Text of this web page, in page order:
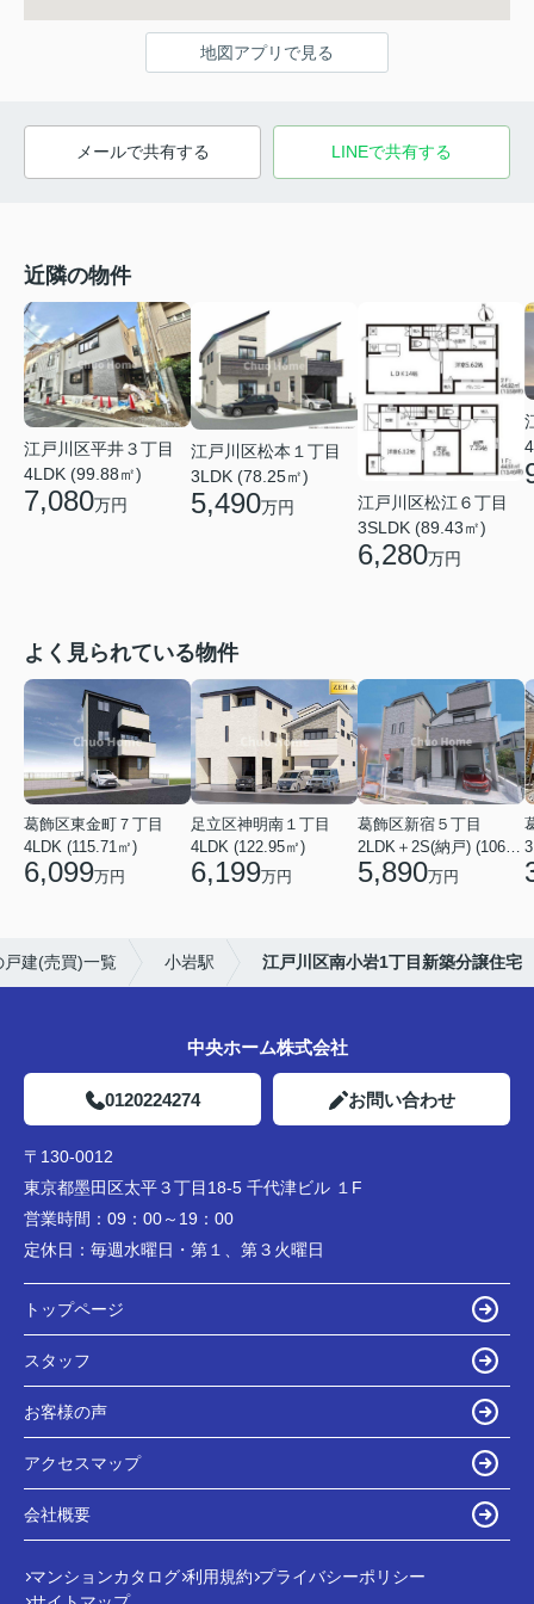
地図アプリで見る
メールで共有する LINEで共有する
近隣の物件
江戸川区平井３丁目
4LDK (99.88㎡)
7,080万円
江戸川区松本１丁目
3LDK (78.25㎡)
5,490万円
江戸川区松江６丁目
3SLDK (89.43㎡)
6,280万円
よく見られている物件
葛飾区東金町７丁目
4LDK (115.71㎡)
6,099万円
足立区神明南１丁目
4LDK (122.95㎡)
6,199万円
葛飾区新宿５丁目
2LDK＋2S(納戸) (106.19㎡)
5,890万円
戸建(売買)一覧 小岩駅 江戸川区南小岩1丁目新築分譲住宅
中央ホーム株式会社
0120224274 お問い合わせ
〒130-0012
東京都墨田区太平３丁目18-5 千代津ビル １F
営業時間： 09：00～19：00
定休日： 毎週水曜日・第１、第３火曜日
トップページ
スタッフ
お客様の声
アクセスマップ
会社概要
マンションカタログ 利用規約 プライバシーポリシー